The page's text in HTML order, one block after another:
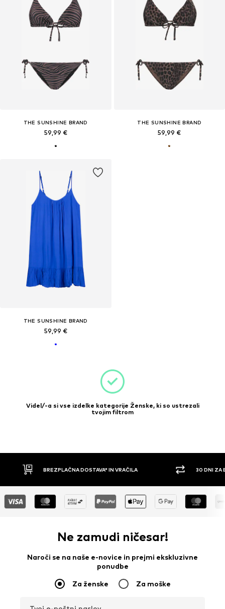
THE SUNSHINE BRAND
59,99 €
THE SUNSHINE BRAND
59,99 €
THE SUNSHINE BRAND
59,99 €
Videl/-a si vse izdelke kategorije Ženske, ki so ustrezali
tvojim filtrom
BREZPLAČNA DOSTAVA* IN VRAČILA 30 DNI ZA BREZPLAČNO
Ne zamudi ničesar!
Naroči se na naše e-novice in prejmi ekskluzivne
ponudbe
Za ženske Za moške